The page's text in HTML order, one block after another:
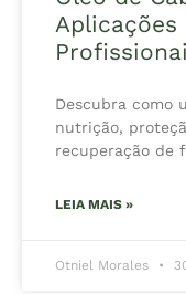
Aplicações
Descubra como
nutrição,
recuperação de
LEIA MAIS »
Otniel Morales